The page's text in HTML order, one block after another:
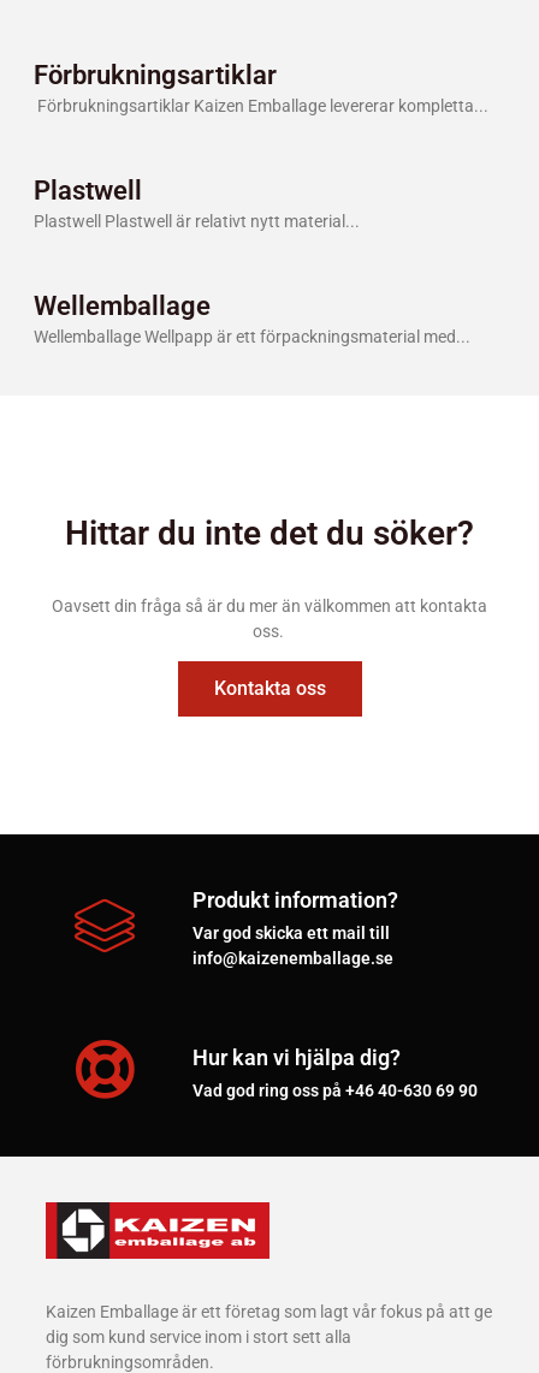
Förbrukningsartiklar
​ Förbrukningsartiklar Kaizen Emballage levererar kompletta
Plastwell
Plastwell Plastwell är relativt nytt material
Wellemballage
Wellemballage Wellpapp är ett förpackningsmaterial med
Hittar du inte det du söker?
Oavsett din fråga så är du mer än välkommen att kontakta
oss.
Kontakta oss
Produkt information?
Var god skicka ett mail till
info@kaizenemballage.se
Hur kan vi hjälpa dig?
Vad god ring oss på +46 40-630 69 90
Kaizen Emballage är ett företag som lagt vår fokus på att ge
dig som kund service inom i stort sett alla
förbrukningsområden.